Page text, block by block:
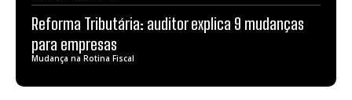
Reforma Tributária: auditor explica 9 mudanças
para empresas
Mudança na Rotina Fiscal